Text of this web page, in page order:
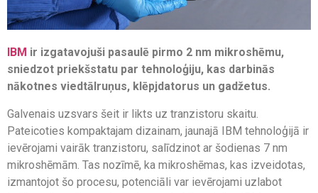
IBM ir izgatavojuši pasaulē pirmo 2 nm mikroshēmu,
sniedzot priekšstatu par tehnoloģiju, kas darbinās
nākotnes viedtālruņus, klēpjdatorus un gadžetus.
Galvenais uzsvars šeit ir likts uz tranzistoru skaitu.
Pateicoties kompaktajam dizainam, jaunajā IBM tehnoloģijā ir
ievērojami vairāk tranzistoru, salīdzinot ar šodienas 7 nm
mikroshēmām. Tas nozīmē, ka mikroshēmas, kas izveidotas,
izmantojot šo procesu, potenciāli var ievērojami uzlabot